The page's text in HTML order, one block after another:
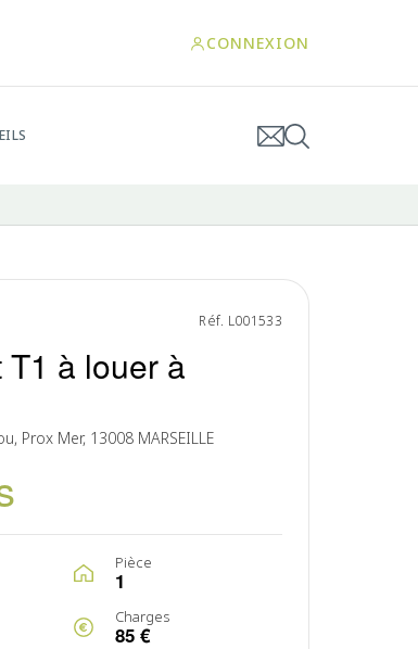
CONNEXION
Réf. L001533
à louer à
Prox Mer, 13008 MARSEILLE
Pièce
1
Charges
85 €